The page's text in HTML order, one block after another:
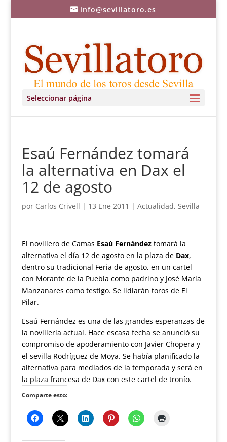
info@sevillatoro.es
Seleccionar página
Esaú Fernández tomará
la alternativa en Dax el
12 de agosto
por Carlos Crivell | 13 Ene 2011 | Actualidad, Sevilla
El novillero de Camas Esaú Fernández tomará la
alternativa el día 12 de agosto en la plaza deDax,
dentro su tradicional Feria de agosto, en un cartel
con Morante de la Puebla como padrino y José María
Manzanares como testigo. Se lidiarán toros de El
Pilar.
Esaú Fernández es una de las grandes esperanzas de
la novillería actual. Hace escasa fecha se anunció su
compromiso de apoderamiento con Javier Chopera y
el sevilla Rodríguez de Moya. Se había planificado la
alternativa para mediados de la temporada y será en
la plaza francesa de Dax con este cartel de tronío.
Comparte esto: